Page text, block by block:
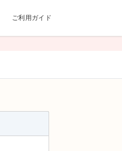
ご利用ガイド